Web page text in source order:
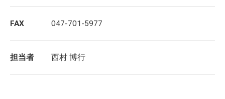
FAX 047-701-5977
担当者 西村 博行